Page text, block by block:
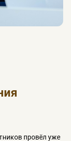
провёл уже